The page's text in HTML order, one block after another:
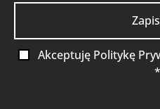
Akceptuję Politykę
*